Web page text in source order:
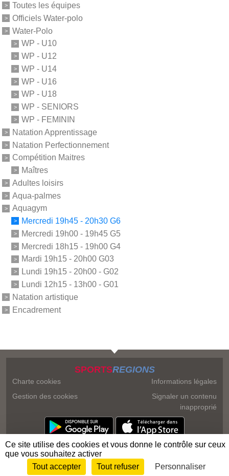
Toutes les équipes
Officiels Water-polo
Water-Polo
WP - U10
WP - U12
WP - U14
WP - U16
WP - U18
WP - SENIORS
WP - FEMININ
Natation Apprentissage
Natation Perfectionnement
Compétition Maitres
Maîtres
Adultes loisirs
Aqua-palmes
Aquagym
Mercredi 19h45 - 20h30 G6
Mercredi 19h00 - 19h45 G5
Mercredi 18h15 - 19h00 G4
Mardi 19h15 - 20h00 G03
Lundi 19h15 - 20h00 - G02
Lundi 12h15 - 13h00 - G01
Natation artistique
Encadrement
SPORTSREGIONS
Charte cookies
Gestion des cookies
Informations légales
Signaler un contenu
inapproprié
Envie de participer ? Connexion
Ce site utilise des cookies et vous donne le contrôle sur ceux
que vous souhaitez activer
Tout accepter
Tout refuser Personnaliser